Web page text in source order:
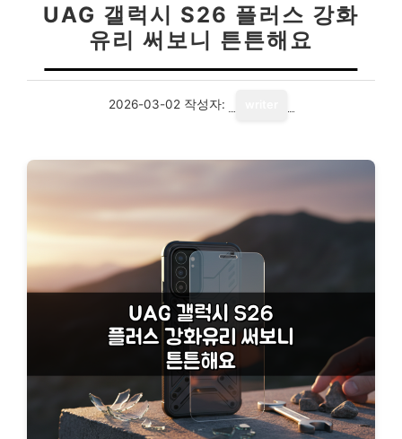
UAG 갤럭시 S26 플러스 강화
유리 써보니 튼튼해요
2026-03-02 작성자: